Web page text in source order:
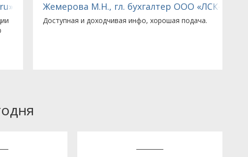
Жемерова М.Н., гл. бухгалтер ООО «ЛСК-Строй»
Доступная и доходчивая инфо, хорошая подача.